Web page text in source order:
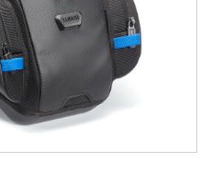
550+
MT-
07
Vinoora
125
PW50
50